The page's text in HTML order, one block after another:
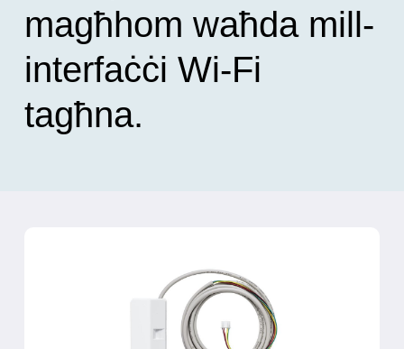
magħhom waħda mill-
interfaċċi Wi-Fi
tagħna.